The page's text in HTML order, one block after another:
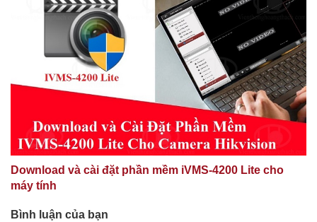
Download và cài đặt phần mềm iVMS-4200 Lite cho
máy tính
Bình luận của bạn